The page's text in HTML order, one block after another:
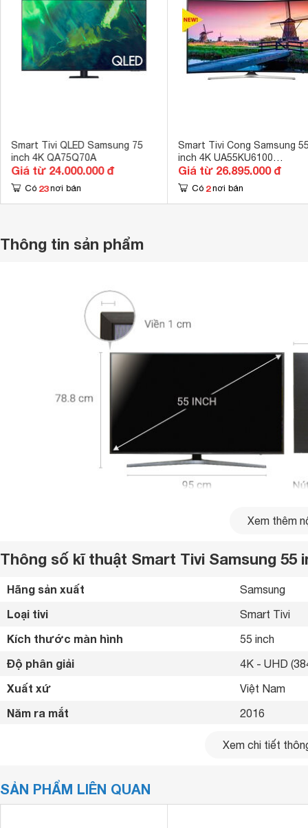
Smart Tivi QLED Samsung 75
inch 4K QA75Q70A
Giá từ 24.000.000 đ
Có 23 nơi bán
Smart Tivi Cong Samsung
inch 4K UA55KU6100
(55KU6100)
Giá từ 26.895.000 đ
Có 2 nơi bán
Thông tin sản phẩm
Xem thêm
Thông số kĩ thuật Smart Tivi Samsung 55
Hãng sản xuất Samsung
Loại tivi Smart Tivi
Kích thước màn hình 55 inch
Độ phân giải 4K - UHD
Xuất xứ Việt Nam
Năm ra mắt 2016
Cổng LAN,
USB
Xem chi tiết
SẢN PHẨM LIÊN QUAN